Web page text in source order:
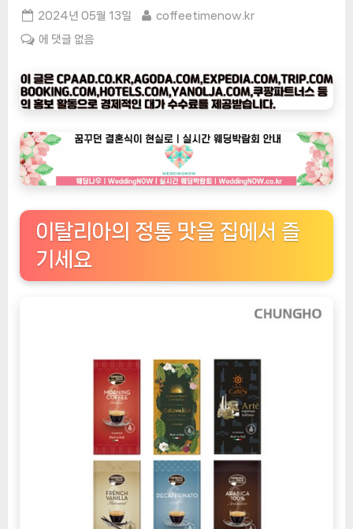
Posted
on
2024년 05월 13일 By
coffeetimenow.kr
[커
타
임
나
우
ㅣ
인
기
상
품]
호
나
에 댓글 없음
이탈리아의 정통 맛을 집에서 즐
기세요